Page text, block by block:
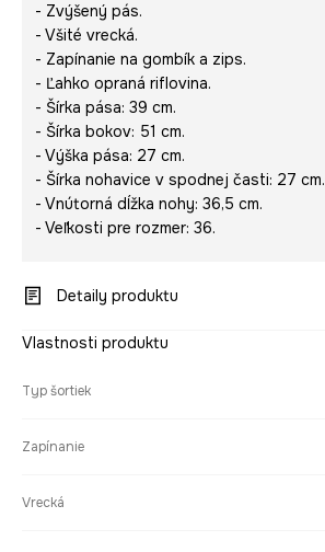
- Zvýšený pás.
- Všité vrecká.
- Zapínanie na gombík a zips.
- Ľahko opraná riflovina.
- Šírka pása: 39 cm.
- Šírka bokov: 51 cm.
- Výška pása: 27 cm.
- Šírka nohavice v spodnej časti: 27 cm.
- Vnútorná dĺžka nohy: 36,5 cm.
- Veľkosti pre rozmer: 36.
Detaily produktu
Vlastnosti produktu
Typ šortiek
Zapínanie
Vrecká